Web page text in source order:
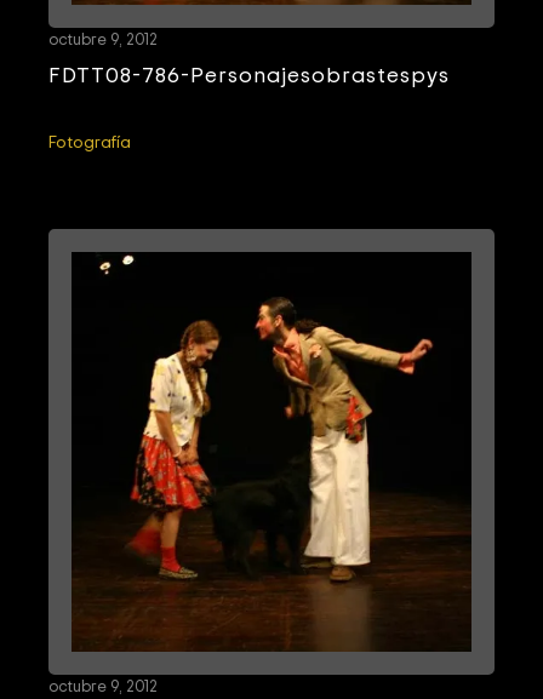
FDTT08-786-Personajesobrastespys
octubre 9, 2012
Fotografía
octubre 9, 2012